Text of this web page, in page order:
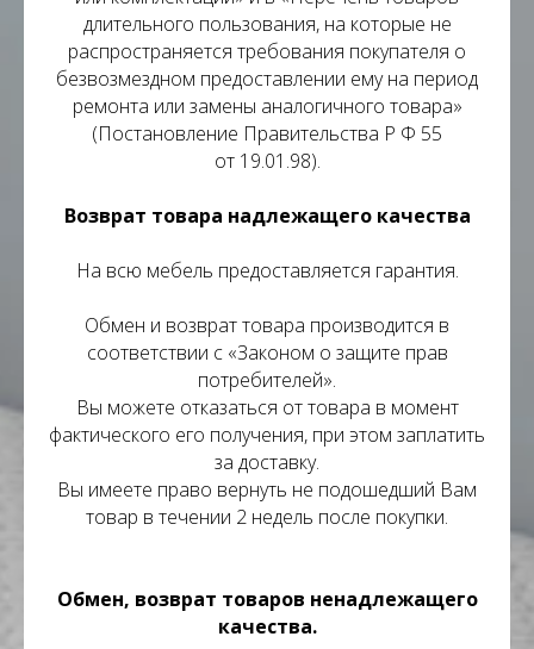
длительного пользования, на которые не
распространяется требования покупателя о
безвозмездном предоставлении ему на период
ремонта или замены аналогичного товара»
(Постановление Правительства Р Ф 55
от 19.01.98).
Возврат товара надлежащего качества
На всю мебель предоставляется гарантия.
Обмен и возврат товара производится в
соответствии с «Законом о защите прав
потребителей».
Вы можете отказаться от товара в момент
фактического его получения, при этом заплатить
за доставку.
Вы имеете право вернуть не подошедший Вам
товар в течении 2 недель после покупки.
Обмен, возврат товаров ненадлежащего
качества.